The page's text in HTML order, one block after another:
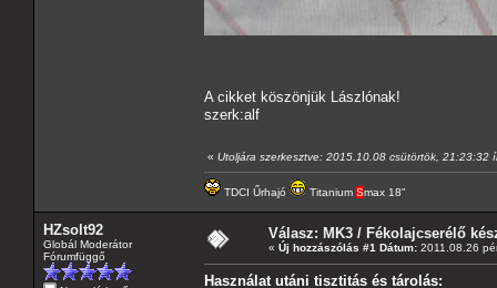
A cikket köszönjük Lászlónak!
szerk:alf
« Utoljára szerkesztve: 2015.10.08 csütörtök, 21:23:32
TDCI Űrhajó Titanium Smax 18"
HZsolt92
Globál Moderátor
Fórumfüggő
Válasz: MK3 / Fékolajcserélő
« Új hozzászólás #1 Dátum: 2011.08.26
Használat utáni tisztitás és tárolás: